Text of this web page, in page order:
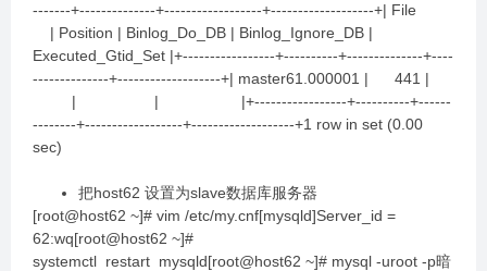
-------+--------------+------------------+-------------------+| File
| Position | Binlog_Do_DB | Binlog_Ignore_DB |
Executed_Gtid_Set |+-----------------+----------+--------------+----
--------------+-------------------+| master61.000001 | 441 |
| | |+-----------------+----------+------
--------+------------------+-------------------+1 row in set (0.00
sec)
把host62 设置为slave数据库服务器
[root@host62 ~]# vim /etc/my.cnf[mysqld]Server_id =
62:wq[root@host62 ~]#
systemctl restart mysqld[root@host62 ~]# mysql -uroot -p暗